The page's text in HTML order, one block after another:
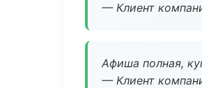
— Клиент
Афиша полная,
— Клиент